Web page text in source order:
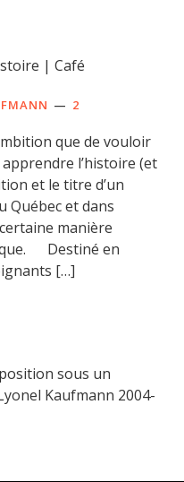
| Café
2
que de vouloir
l’histoire (et
et le titre d’un
Québec et dans
manière
Destiné en
[…]
sous un
Kaufmann 2004-